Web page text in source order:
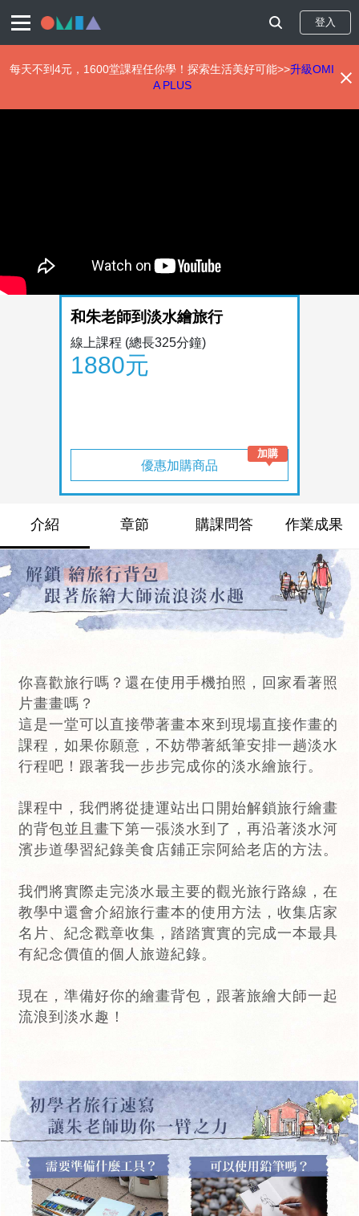
登入
每天不到4元，1600堂課程任你學！探索生活美好可能>>升級OMI
A PLUS
和朱老師到淡水繪旅行
線上課程 (總長325分鐘)
1880元
優惠加購商品
介紹 章節 購課問答 作業成果
你喜歡旅行嗎？還在使用手機拍照，回家看著照
片畫畫嗎？
這是一堂可以直接帶著畫本來到現場直接作畫的
課程，如果你願意，不妨帶著紙筆安排一趟淡水
行程吧！跟著我一步步完成你的淡水繪旅行。
課程中，我們將從捷運站出口開始解鎖旅行繪畫
的背包並且畫下第一張淡水到了，再沿著淡水河
濱步道學習紀錄美食店鋪正宗阿給老店的方法。
我們將實際走完淡水最主要的觀光旅行路線，在
教學中還會介紹旅行畫本的使用方法，收集店家
名片、紀念戳章收集，踏踏實實的完成一本最具
有紀念價值的個人旅遊紀錄。
現在，準備好你的繪畫背包，跟著旅繪大師一起
流浪到淡水趣！